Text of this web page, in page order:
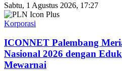
Sabtu, 1 Agustus 2026, 17:27
Korporasi
ICONNET Palembang
Nasional 2026 dengan
Mewarnai